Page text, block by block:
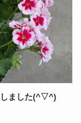
ました(^▽^)